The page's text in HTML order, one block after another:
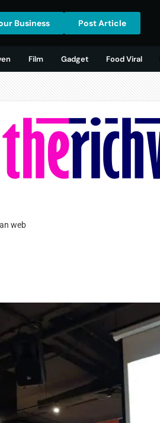
Business Post Article
Film Gadget Food Viral
web